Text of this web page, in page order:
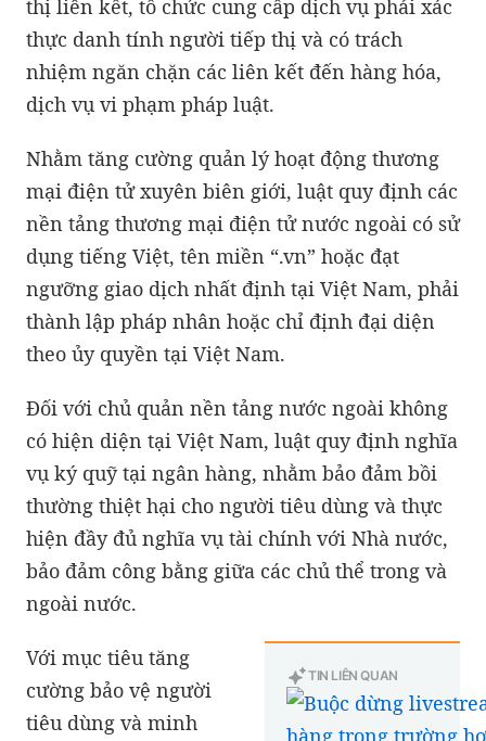
thị liên kết, tổ chức cung cấp dịch vụ phải xác
thực danh tính người tiếp thị và có trách
nhiệm ngăn chặn các liên kết đến hàng hóa,
dịch vụ vi phạm pháp luật.
Nhằm tăng cường quản lý hoạt động thương
mại điện tử xuyên biên giới, luật quy định các
nền tảng thương mại điện tử nước ngoài có sử
dụng tiếng Việt, tên miền “.vn” hoặc đạt
ngưỡng giao dịch nhất định tại Việt Nam, phải
thành lập pháp nhân hoặc chỉ định đại diện
theo ủy quyền tại Việt Nam.
Đối với chủ quản nền tảng nước ngoài không
có hiện diện tại Việt Nam, luật quy định nghĩa
vụ ký quỹ tại ngân hàng, nhằm bảo đảm bồi
thường thiệt hại cho người tiêu dùng và thực
hiện đầy đủ nghĩa vụ tài chính với Nhà nước,
bảo đảm công bằng giữa các chủ thể trong và
ngoài nước.
TIN LIÊN QUAN
Với mục tiêu tăng
cường bảo vệ người
tiêu dùng và minh